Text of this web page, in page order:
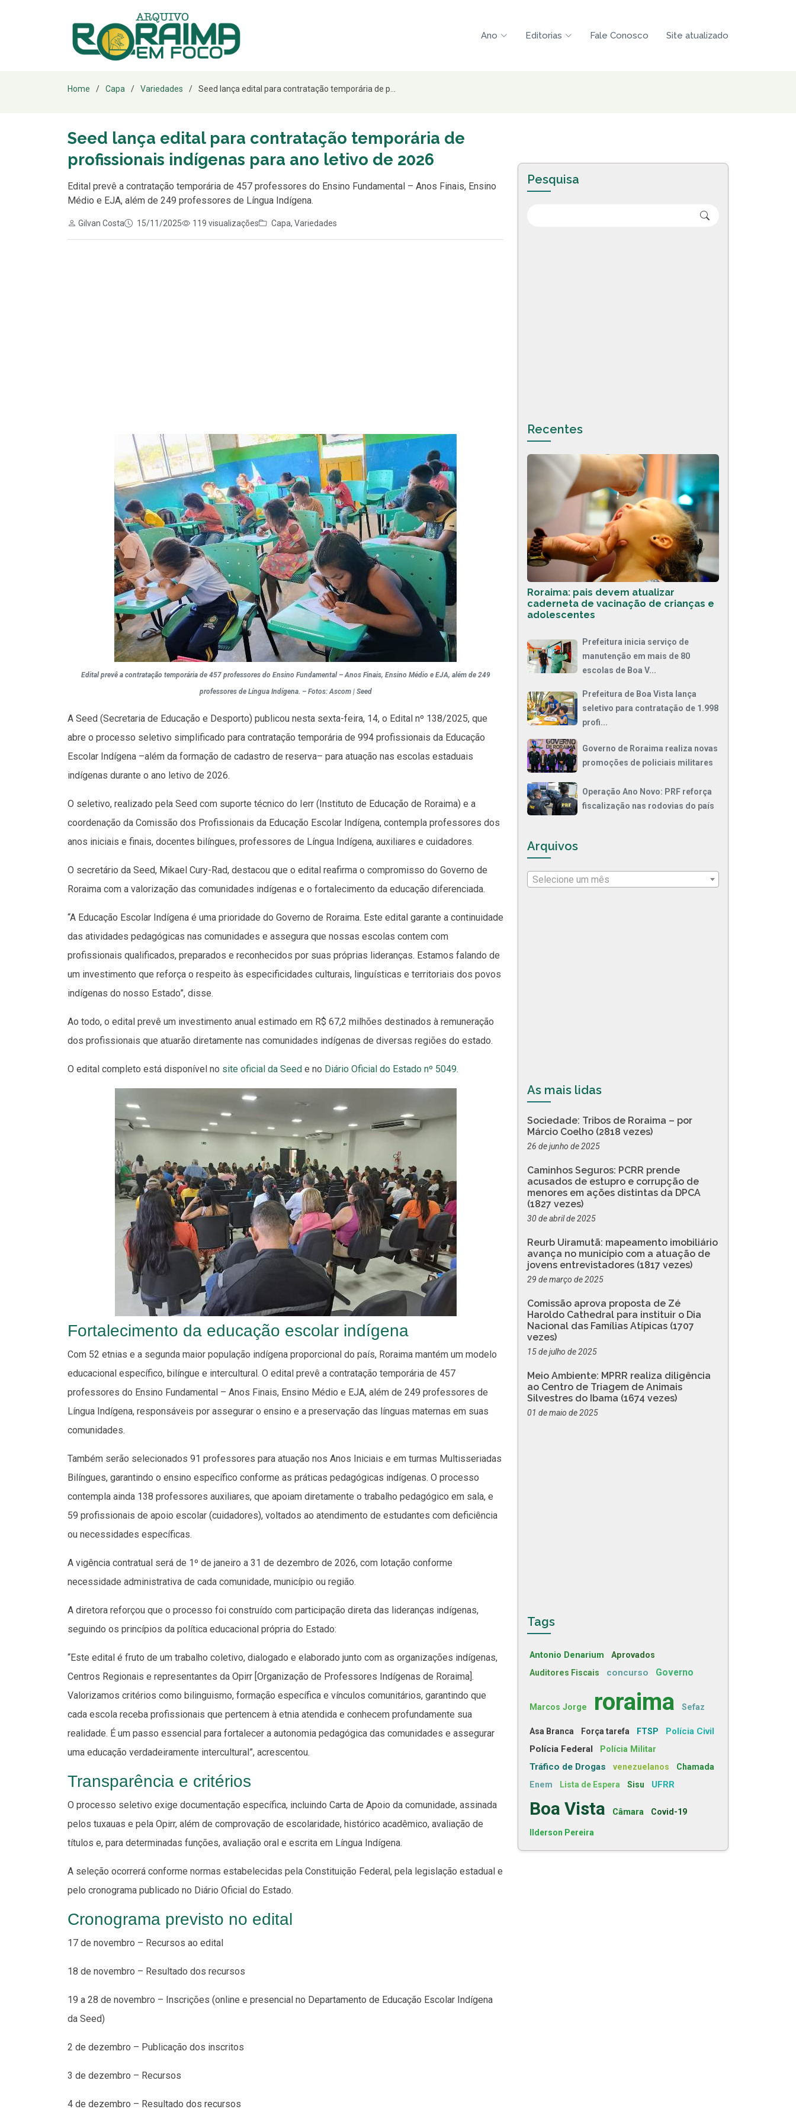
Ano Editorias Fale Conosco Site atualizado
Home Capa Variedades Seed lança edital para contratação temporária de p...
Seed lança edital para contratação temporária de
profissionais indígenas para ano letivo de 2026
Edital prevê a contratação temporária de 457 professores do Ensino Fundamental – Anos Finais, Ensino
Médio e EJA, além de 249 professores de Língua Indígena.
Gilvan Costa 15/11/2025 119 visualizações Capa, Variedades
Edital prevê a contratação temporária de 457 professores do Ensino Fundamental – Anos Finais, Ensino Médio e EJA, além de 249
professores de Língua Indígena. – Fotos: Ascom | Seed
A Seed (Secretaria de Educação e Desporto) publicou nesta sexta-feira, 14, o Edital nº 138/2025, que
abre o processo seletivo simplificado para contratação temporária de 994 profissionais da Educação
Escolar Indígena –além da formação de cadastro de reserva– para atuação nas escolas estaduais
indígenas durante o ano letivo de 2026.
O seletivo, realizado pela Seed com suporte técnico do Ierr (Instituto de Educação de Roraima) e a
coordenação da Comissão dos Profissionais da Educação Escolar Indígena, contempla professores dos
anos iniciais e finais, docentes bilíngues, professores de Língua Indígena, auxiliares e cuidadores.
O secretário da Seed, Mikael Cury-Rad, destacou que o edital reafirma o compromisso do Governo de
Roraima com a valorização das comunidades indígenas e o fortalecimento da educação diferenciada.
“A Educação Escolar Indígena é uma prioridade do Governo de Roraima. Este edital garante a continuidade
das atividades pedagógicas nas comunidades e assegura que nossas escolas contem com
profissionais qualificados, preparados e reconhecidos por suas próprias lideranças. Estamos falando de
um investimento que reforça o respeito às especificidades culturais, linguísticas e territoriais dos povos
indígenas do nosso Estado”, disse.
Ao todo, o edital prevê um investimento anual estimado em R$ 67,2 milhões destinados à remuneração
dos profissionais que atuarão diretamente nas comunidades indígenas de diversas regiões do estado.
O edital completo está disponível no site oficial da Seed e no Diário Oficial do Estado nº 5049.
Fortalecimento da educação escolar indígena
Com 52 etnias e a segunda maior população indígena proporcional do país, Roraima mantém um modelo
educacional específico, bilíngue e intercultural. O edital prevê a contratação temporária de 457
professores do Ensino Fundamental – Anos Finais, Ensino Médio e EJA, além de 249 professores de
Língua Indígena, responsáveis por assegurar o ensino e a preservação das línguas maternas em suas
comunidades.
Também serão selecionados 91 professores para atuação nos Anos Iniciais e em turmas Multisseriadas
Bilíngues, garantindo o ensino específico conforme as práticas pedagógicas indígenas. O processo
contempla ainda 138 professores auxiliares, que apoiam diretamente o trabalho pedagógico em sala, e
59 profissionais de apoio escolar (cuidadores), voltados ao atendimento de estudantes com deficiência
ou necessidades específicas.
A vigência contratual será de 1º de janeiro a 31 de dezembro de 2026, com lotação conforme
necessidade administrativa de cada comunidade, município ou região.
A diretora reforçou que o processo foi construído com participação direta das lideranças indígenas,
seguindo os princípios da política educacional própria do Estado:
“Este edital é fruto de um trabalho coletivo, dialogado e elaborado junto com as organizações indígenas,
Centros Regionais e representantes da Opirr [Organização de Professores Indígenas de Roraima].
Valorizamos critérios como bilinguismo, formação específica e vínculos comunitários, garantindo que
cada escola receba profissionais que pertencem à etnia atendida e conhecem profundamente sua
realidade. É um passo essencial para fortalecer a autonomia pedagógica das comunidades e assegurar
uma educação verdadeiramente intercultural”, acrescentou.
Transparência e critérios
O processo seletivo exige documentação específica, incluindo Carta de Apoio da comunidade, assinada
pelos tuxauas e pela Opirr, além de comprovação de escolaridade, histórico acadêmico, avaliação de
títulos e, para determinadas funções, avaliação oral e escrita em Língua Indígena.
A seleção ocorrerá conforme normas estabelecidas pela Constituição Federal, pela legislação estadual e
pelo cronograma publicado no Diário Oficial do Estado.
Cronograma previsto no edital
17 de novembro – Recursos ao edital
18 de novembro – Resultado dos recursos
19 a 28 de novembro – Inscrições (online e presencial no Departamento de Educação Escolar Indígena
da Seed)
2 de dezembro – Publicação dos inscritos
3 de dezembro – Recursos
4 de dezembro – Resultado dos recursos
Pesquisa
Recentes
Roraima: pais devem atualizar
caderneta de vacinação de crianças e
adolescentes
Prefeitura inicia serviço de
manutenção em mais de 80
escolas de Boa V...
Prefeitura de Boa Vista lança
seletivo para contratação de 1.998
profi...
Governo de Roraima realiza novas
promoções de policiais militares
Operação Ano Novo: PRF reforça
fiscalização nas rodovias do país
Arquivos
Selecione um mês
As mais lidas
Sociedade: Tribos de Roraima – por
Márcio Coelho (2818 vezes)
26 de junho de 2025
Caminhos Seguros: PCRR prende
acusados de estupro e corrupção de
menores em ações distintas da DPCA
(1827 vezes)
30 de abril de 2025
Reurb Uiramutã: mapeamento imobiliário
avança no município com a atuação de
jovens entrevistadores (1817 vezes)
29 de março de 2025
Comissão aprova proposta de Zé
Haroldo Cathedral para instituir o Dia
Nacional das Famílias Atípicas (1707
vezes)
15 de julho de 2025
Meio Ambiente: MPRR realiza diligência
ao Centro de Triagem de Animais
Silvestres do Ibama (1674 vezes)
01 de maio de 2025
Tags
Antonio Denarium Aprovados
Auditores Fiscais concurso Governo
Marcos Jorge roraima Sefaz
Asa Branca Força tarefa FTSP
Polícia Civil
Polícia Federal
Polícia Militar
Tráfico de Drogas venezuelanos
Chamada
Enem
Lista de Espera Sisu UFRR
Boa Vista Câmara Covid-19
Ilderson Pereira